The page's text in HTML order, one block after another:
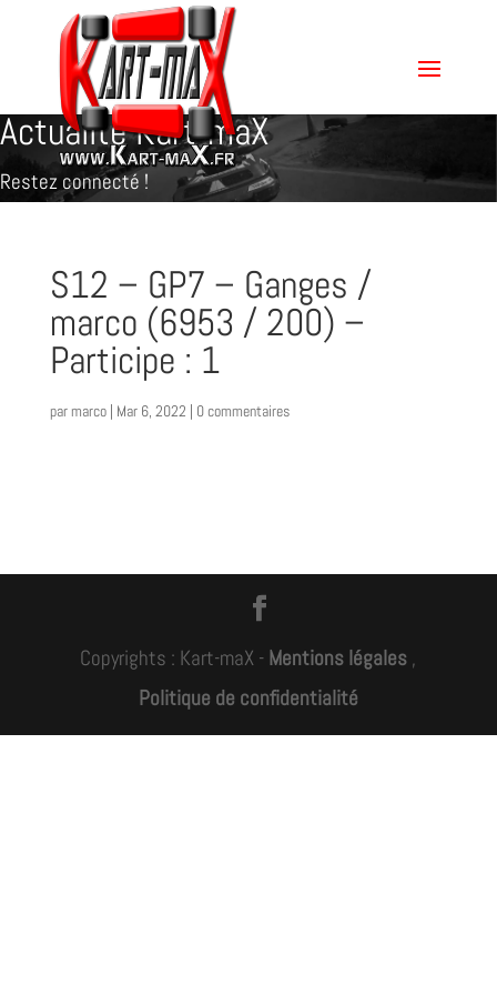
Actualité Kart-maX
Restez connecté !
S12 – GP7 – Ganges /
marco (6953 / 200) –
Participe : 1
parmarco| Mar 6, 2022 | 0 commentaires
Copyrights : Kart-maX - Mentions légales ,
Politique de confidentialité